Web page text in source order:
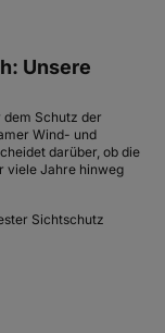
Unsere
dem Schutz der
Wind- und
darüber, ob die
viele Jahre hinweg
Sichtschutz